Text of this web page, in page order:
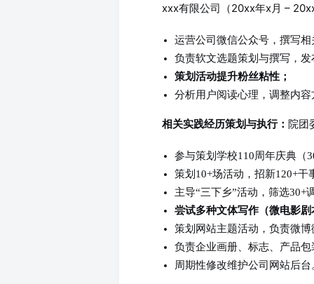
xxx有限公司（20xx年x月 –
运营公司微信公众号，撰写相
负责软文选题策划与撰写，
策划活动提升粉丝粘性；
分析用户阅读心理，调整内
相关实践经历策划与执行： 院团
参与策划学校110周年庆典（
策划10+场活动，招新120+干
主导“三下乡”活动，筛选30+
尝试多种文体写作（微电影
策划网站主题活动，负责微
负责企业画册、标志、产品
周期性修改维护公司网站后台